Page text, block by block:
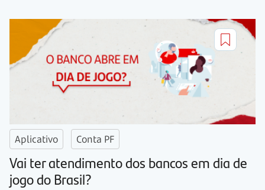
Aplicativo Conta PF
Vai ter atendimento dos bancos em dia de
jogo do Brasil?